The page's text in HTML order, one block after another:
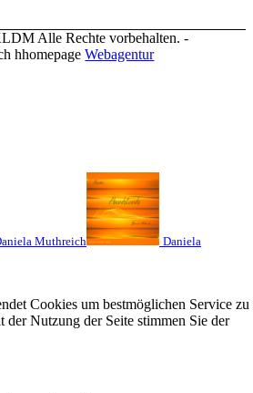
Alle Rechte vorbehalten. -
hhomepageWebagentur
Muthreich
Daniela
Cookies um bestmöglichen Service zu
der Nutzung der Seite stimmen Sie der